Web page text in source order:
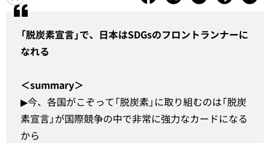
「脱炭素宣言」で、日本はSDGsのフロントランナーに
なれる
＜summary＞
▶︎今、各国がこぞって「脱炭素」に取り組むのは「脱炭
素宣言」が国際競争の中で非常に強力なカードになる
から